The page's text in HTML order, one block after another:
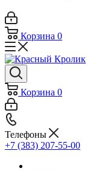
Корзина 0
Корзина 0
Телефоны
+7 (383) 207-55-00